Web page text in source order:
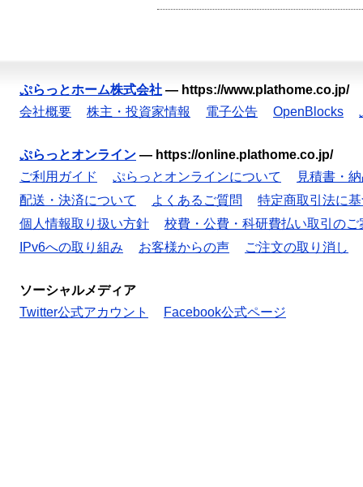
ぷらっとホーム株式会社 — https://www.plathome.co.jp/
会社概要
株主・投資家情報 電子公告 OpenBlocks
ぷらっとオンライン — https://online.plathome.co.jp/
ご利用ガイド
ぷらっとオンラインについて
見積書・
配送・決済について
よくあるご質問
特定商取引法に
個人情報取り扱い方針
校費・公費・科研費払い取引のご
IPv6への取り組み
お客様からの声 ご注文の取り消し
ソーシャルメディア
Twitter公式アカウント
Facebook公式ページ